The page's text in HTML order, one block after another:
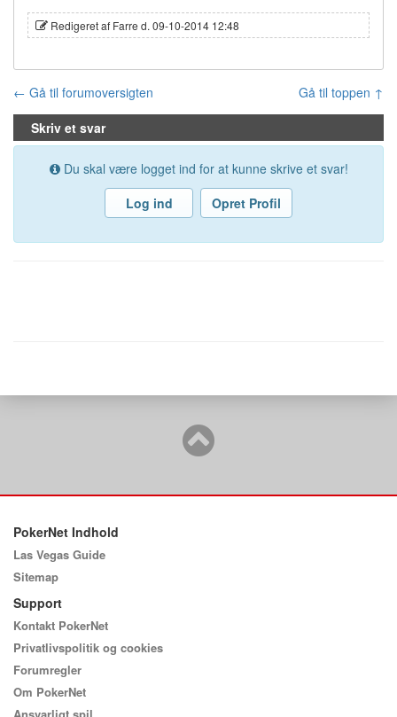
Redigeret af Farre d. 09-10-2014 12:48
← Gå til forumoversigten
Gå til toppen ↑
Skriv et svar
Du skal være logget ind for at kunne skrive et svar!
Log ind
Opret Profil
PokerNet Indhold
Las Vegas Guide
Sitemap
Support
Kontakt PokerNet
Privatlivspolitik og cookies
Forumregler
Om PokerNet